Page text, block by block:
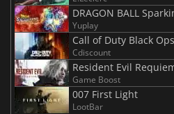
Yuplay
Call of Duty Black
Cdiscount
Resident Evil
Game Boost
007 First Light
LootBar